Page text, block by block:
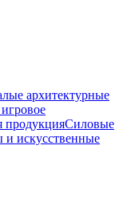
архитектурные
продукцияСиловые
и искусственные